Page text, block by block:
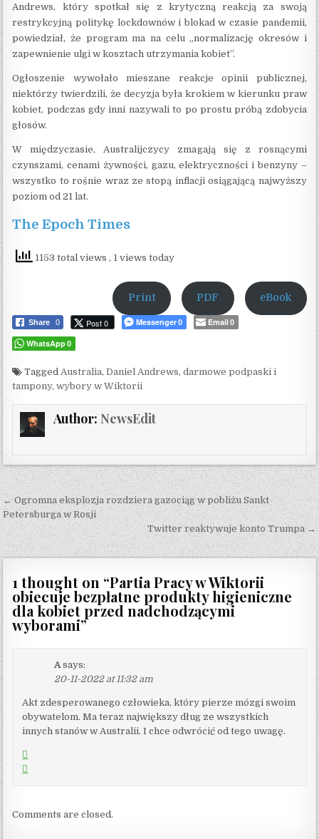
Andrews, który spotkał się z krytyczną reakcją za swoją
restrykcyjną politykę lockdownów i blokad w czasie pandemii,
powiedział, że program ma na celu „normalizację okresów i
zapewnienie ulgi w kosztach utrzymania kobiet”.
Ogłoszenie wywołało mieszane reakcje opinii publicznej,
niektórzy twierdzili, że decyzja była krokiem w kierunku praw
kobiet, podczas gdy inni nazywali to po prostu próbą zdobycia
głosów.
W międzyczasie, Australijczycy zmagają się z rosnącymi
czynszami, cenami żywności, gazu, elektryczności i benzyny –
wszystko to rośnie wraz ze stopą inflacji osiągającą najwyższy
poziom od 21 lat.
The Epoch Times
1153 total views , 1 views today
Print PDF eBook
Share 0 Post 0 Messenger 0 Email 0
WhatsApp 0
TaggedAustralia,Daniel Andrews,darmowe podpaski i
tampony,wybory w Wiktorii
Author: NewsEdit
Post navigation
← Ogromna eksplozja rozdziera gazociąg w pobliżu Sankt
Petersburga w Rosji
Twitter reaktywuje konto Trumpa →
1 thought on “Partia Pracy w Wiktorii
obiecuje bezpłatne produkty higieniczne
dla kobiet przed nadchodzącymi
wyborami”
A says:
20-11-2022 at 11:32 am
Akt zdesperowanego człowieka, który pierze mózgi swoim
obywatelom. Ma teraz największy dług ze wszystkich
innych stanów w Australii. I chce odwrócić od tego uwagę.
Comments are closed.